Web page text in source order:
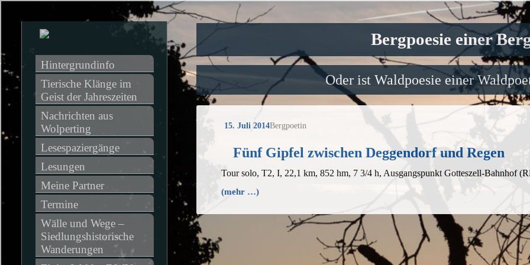
Bergpoesie einer
Oder ist Waldpoesie einer
15. Juli 2014Bergpoetin
Fünf Gipfel zwischen Deggendorf und Regen
Tour solo, T2, I, 22,1 km, 852 hm, 7 3/4 h, Ausgangspunkt Gotteszell-Bahnhof
(mehr …)
Hintergrundinfo
Tierische Klänge im
Geist der Jahreszeiten
Nachrichten aus
Wolperting
Lesespaziergänge
Lesungen
Meine Partner
Termine
Wälle und Wege –
Siedlungshistorische
Wanderungen